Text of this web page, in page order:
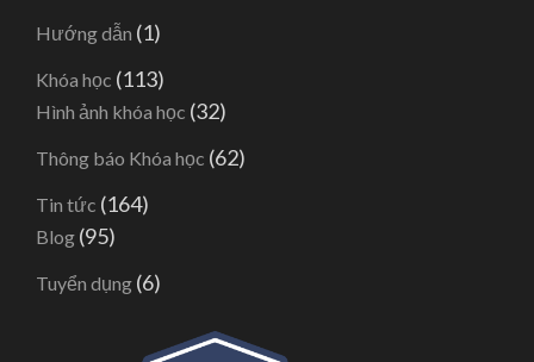
Hướng dẫn (1)
Khóa học (113)
Hình ảnh khóa học (32)
Thông báo Khóa học (62)
Tin tức (164)
Blog (95)
Tuyển dụng (6)